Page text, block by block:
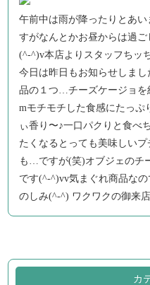
午前中は雨が降ったりとあ
すがなんとかお昼からは過
(^-^)v本店よりスタッフちッ
今日は昨日もお知らせしま
品の１つ…チーズケージョを
mモチモチした食感にたっぷ
ぃ香り〜♪一口パクりと食べ
たくなるとっても美味しい
も…ですが(笑)オブジェのチ
です(^-^)vv気まぐれ商品な
のしみ(^-^) ワクワクの御来
カ